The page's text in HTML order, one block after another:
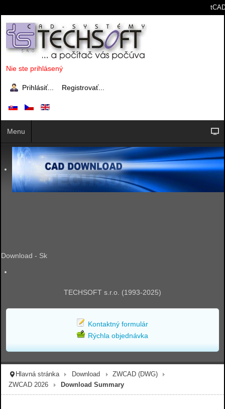
Nie ste prihlásený
Prihlásiť... Registrovať...
Menu
Download - Sk
TECHSOFT s.r.o. (1993-2025)
Kontaktný formulár
Rýchla objednávka
Hlavná stránka Download
ZWCAD (DWG)
ZWCAD 2026
Download Summary